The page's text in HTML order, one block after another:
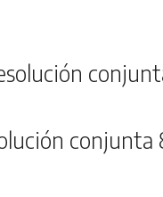
conjunta